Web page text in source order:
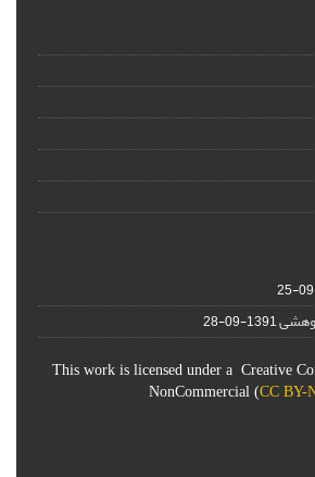
1391-09-28
This work is licensed under a Creative
NonCommercial (CC BY-